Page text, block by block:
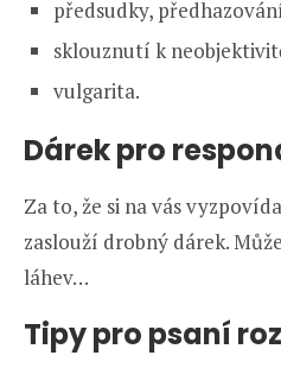
předsudky,
sklouznutí k
vulgarita.
Dárek pro
Za to, že si na vás
zaslouží drobný dárek.
láhev…
Tipy pro psaní